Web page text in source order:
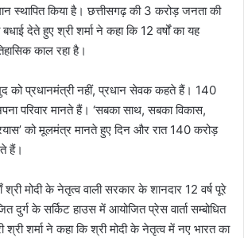
स्थापित किया है। छत्तीसगढ़ की 3 करोड़ जनता की
देते हुए श्री शर्मा ने कहा कि 12 वर्षों का यह
काल रहा है।
को प्रधानमंत्री नहीं, प्रधान सेवक कहते हैं। 140
परिवार मानते हैं। ‘सबका साथ, सबका विकास,
को मूलमंत्र मानते हुए दिन और रात 140 करोड़
हैं।
श्री मोदी के नेतृत्व वाली सरकार के शानदार 12 वर्ष पूरे
दुर्ग के सर्किट हाउस में आयोजित प्रेस वार्ता सम्बोधित
शर्मा ने कहा कि श्री मोदी के नेतृत्व में नए भारत का